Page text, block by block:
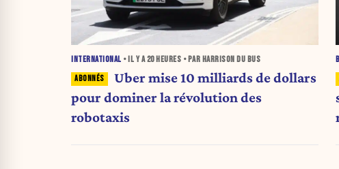
INTERNATIONAL • IL Y A20 HEURES • PAR HARRISON DU BUS
Uber mise 10 milliards de dollars
pour dominer la révolution des
robotaxis